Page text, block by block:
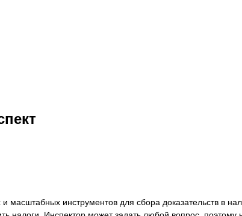
инструментов для сбора доказательств в